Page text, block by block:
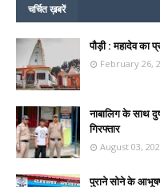
चर्चित ख़बरें
पौड़ी : महादेव का
February 26,
नाबालिग के साथ
गिरफ्तार
August 03,
पुराने सोने के